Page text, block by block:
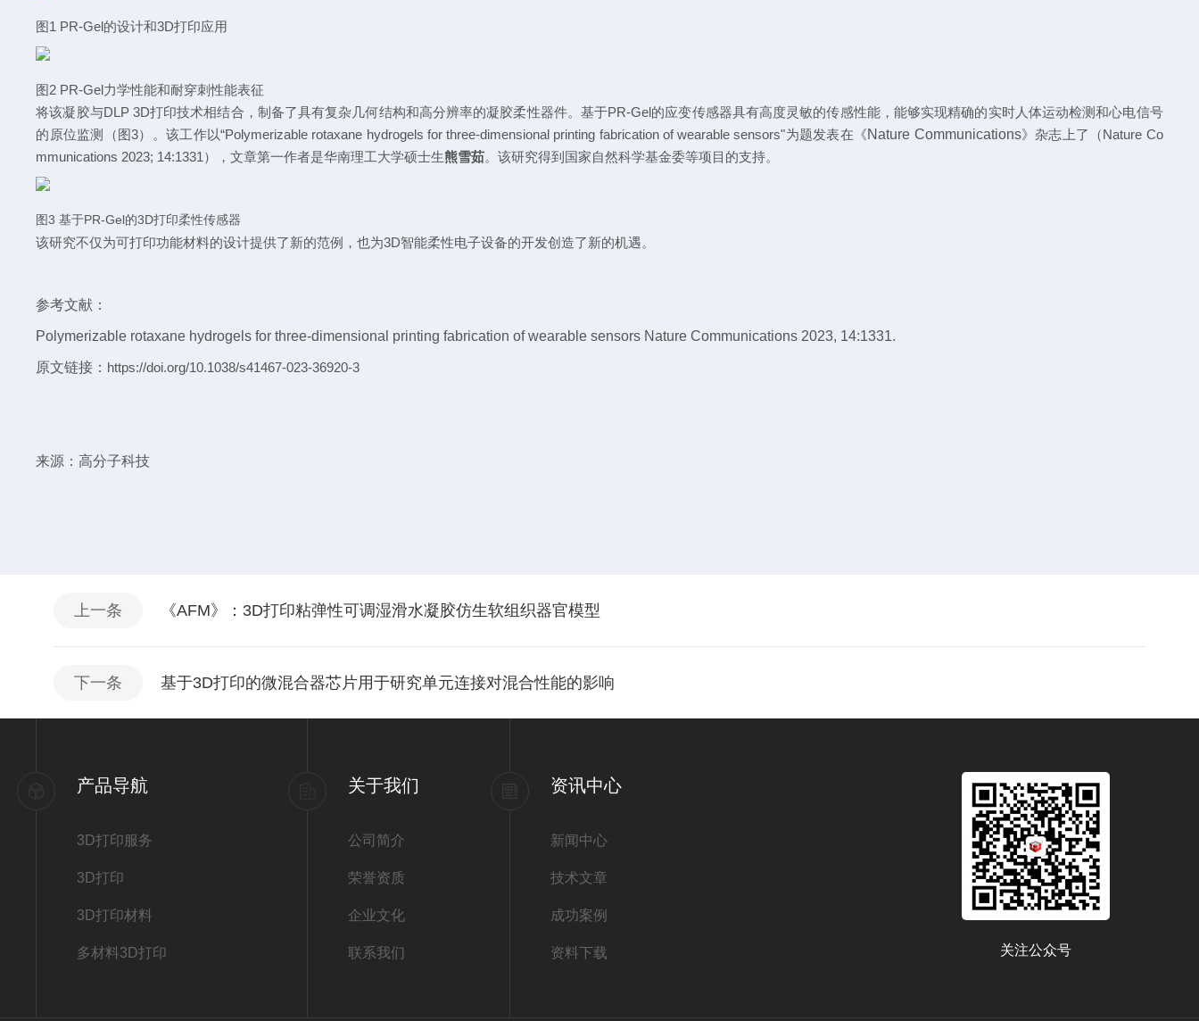
图1 PR-Gel的设计和3D打印应用
图2 PR-Gel力学性能和耐穿刺性能表征
将该凝胶与DLP 3D打印技术相结合，制备了具有复杂几何结构和高分辨率的凝胶柔性器件。 基于PR-Gel的应变传感器具有高度灵敏的传感性能，能够实现精确的实时人体运动检测和心电信号
的原位监测
（图3）。 该工作以“Polymerizable rotaxane hydrogels for three-dimensional printing fabrication of wearable sensors"为题发表在 《Nature Communications》 杂志上了（Nature Co
mmunications 2023; 14:1331 ），文章第一作者是华南理工大学硕士生熊雪茹。该研究得到国家自然科学基金委等项目 的支持。
图3 基于PR-Gel的3D打印柔性传感器
该研究不仅为可打印功能材料的设计提供了新的范例，也为3D智能柔性电子设备的开发创造了新的机遇。
参考文献：
Polymerizable rotaxane hydrogels for three-dimensional printing fabrication of wearable sensors Nature Communications 2023, 14:1331.
原文链接： https://doi.org/10.1038/s41467-023-36920-3
来源：高分子科技
上一条 《AFM》：3D打印粘弹性可调湿滑水凝胶仿生软组织器官模型
下一条 基于3D打印的微混合器芯片用于研究单元连接对混合性能的影响
产品导航
3D打印服务
3D打印
3D打印材料
多材料3D打印
关于我们
公司简介
荣誉资质
企业文化
联系我们
资讯中心
新闻中心
技术文章
成功案例
资料下载 关注公众号